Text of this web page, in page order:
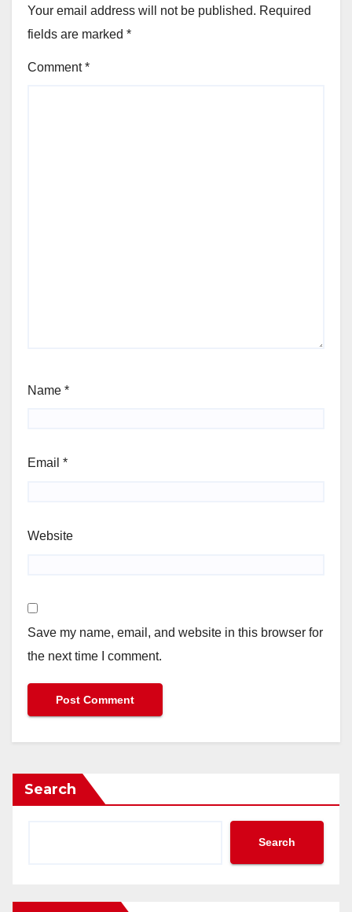
Your email address will not be published. Required
fields are marked *
Comment*
Name *
Email *
Website
Save my name, email, and website in this browser for
the next time I comment.
Search
Search